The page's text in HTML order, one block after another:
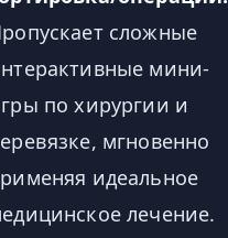
сложные
мини-
по хирургии и
мгновенно
идеальное
лечение.